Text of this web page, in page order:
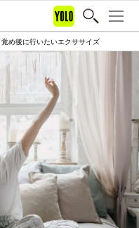
め後に行いたいエクササイズ